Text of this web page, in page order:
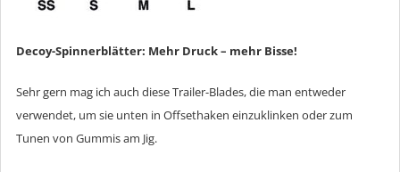
Decoy-Spinnerblätter: Mehr Druck – mehr Bisse!
Sehr gern mag ich auch diese Trailer-Blades, die man entweder
verwendet, um sie unten in Offsethaken einzuklinken oder zum
Tunen von Gummis am Jig.